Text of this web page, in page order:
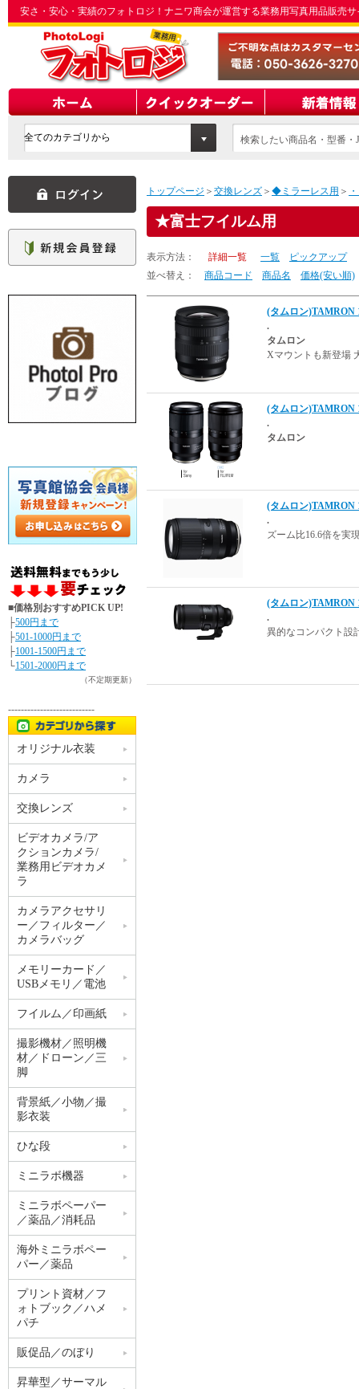
安さ・安心・実績のフォトロジ！ナニワ商会が運営する業務用写真用品販売
検索したい商品名・型番
トップページ ＞ 交換レンズ ＞ ◆ミラーレス用 ＞
富士フイルム用
表示方法： 詳細一覧 一覧
ピックアップ
並べ替え：
商品コード 商品名 価格(安い順)
(タムロン)TAMRON
.
タムロン
Xマウントも新登場
(タムロン)TAMRON
.
タムロン
(タムロン)TAMRON
.
ズーム比16.6倍を実
(タムロン)TAMRON
.
異的なコンパクト設
■価格別おすすめPICK UP!
├500円まで
├501-1000円まで
├1001-1500円まで
└1501-2000円まで
（不定期更新）
---------------------------
オリジナル衣装
カメラ
交換レンズ
ビデオカメラ/ア
クションカメラ/
業務用ビデオカメ
ラ
カメラアクセサリ
ー／フィルター／
カメラバッグ
メモリーカード／
USBメモリ／電池
フイルム／印画紙
撮影機材／照明機
材／ドローン／三
脚
背景紙／小物／撮
影衣装
ひな段
ミニラボ機器
ミニラボペーパー
／薬品／消耗品
海外ミニラボペー
パー／薬品
プリント資材／フ
ォトブック／ハメ
パチ
販促品／のぼり
昇華型／サーマル